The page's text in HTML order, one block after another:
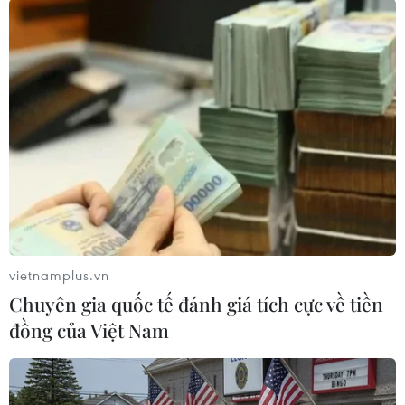
do (FTA) mở ra nhiều cơ hội cho doanh nghiệp
xuất khẩu Việt Nam ngay tại thị trường nội địa
lẫn quốc tế. Tuy nhiên, thị trường thương mại
tự do đòi hỏi doanh nghiệp phải tăng năng lực
cạnh tranh, cải thiện sản phẩm đạt tiêu chuẩn
quốc tế và chủ động vượt qua những rào cản hội
"Vietnam Foodexpo 2019 không chỉ mang lại cơ
hội cho doanh nghiệp quảng bá sản phẩm,
thương với doanh nghiệp trong và ngoài nước.
Cùng với đó, cộng đồng doanh nghiệp có thể
nắm bắt được nhu cầu người tiêu dùng, người
mua; khảo sát thị trường, tìm kiếm đối tác...
nhằm thúc đẩy hoạt động xuất khẩu nông sản,
vietnamplus.vn
Chuyên gia quốc tế đánh giá tích cực về tiền
đồng của Việt Nam